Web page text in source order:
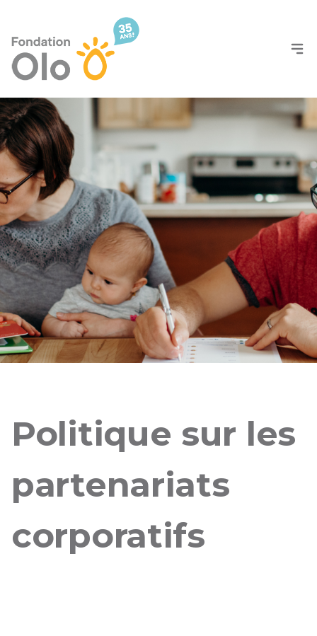
Politique sur les
partenariats
corporatifs